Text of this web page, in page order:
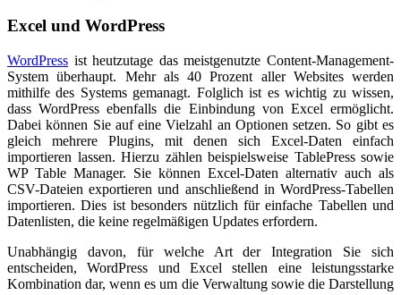
Excel und WordPress
WordPress ist heutzutage das meistgenutzte Content-Management-
System überhaupt. Mehr als 40 Prozent aller Websites werden
mithilfe des Systems gemanagt. Folglich ist es wichtig zu wissen,
dass WordPress ebenfalls die Einbindung von Excel ermöglicht.
Dabei können Sie auf eine Vielzahl an Optionen setzen. So gibt es
gleich mehrere Plugins, mit denen sich Excel-Daten einfach
importieren lassen. Hierzu zählen beispielsweise TablePress sowie
WP Table Manager. Sie können Excel-Daten alternativ auch als
CSV-Dateien exportieren und anschließend in WordPress-Tabellen
importieren. Dies ist besonders nützlich für einfache Tabellen und
Datenlisten, die keine regelmäßigen Updates erfordern.
Unabhängig davon, für welche Art der Integration Sie sich
entscheiden, WordPress und Excel stellen eine leistungsstarke
Kombination dar, wenn es um die Verwaltung sowie die Darstellung